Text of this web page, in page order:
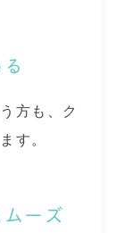
方も、ク
す。
ーズ